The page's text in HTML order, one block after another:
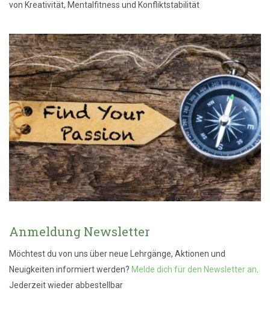
von Kreativität, Mentalfitness und Konfliktstabilität
Anmeldung Newsletter
Möchtest du von uns über neue Lehrgänge, Aktionen und
Neuigkeiten informiert werden? Melde dich für den Newsletter an
Jederzeit wieder abbestellbar